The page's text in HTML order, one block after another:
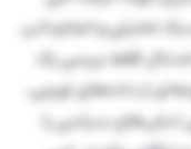
تحلیلی و انجام‌دادن
فقط بررسی یک
از داده‌های تورمی،
تنش‌های سیاسی را